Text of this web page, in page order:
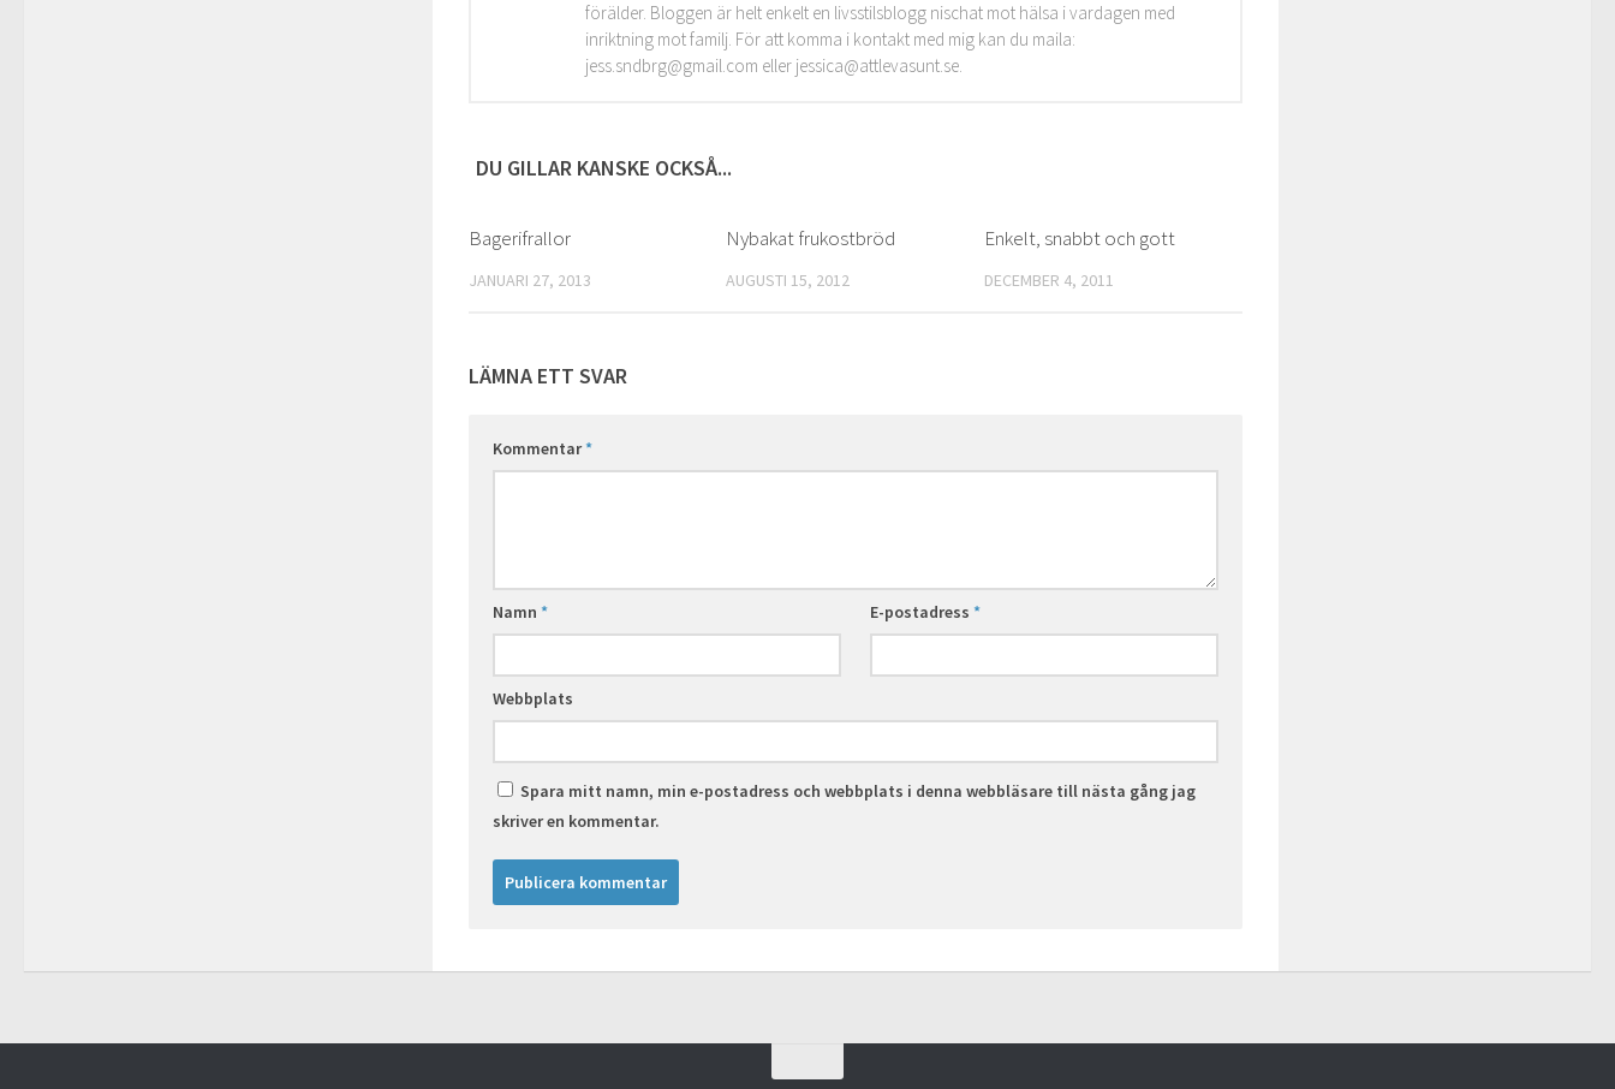
förälder. Bloggen är helt enkelt en livsstilsblogg nischat mot hälsa i vardagen med
inriktning mot familj. För att komma i kontakt med mig kan du maila:
jess.sndbrg@gmail.com eller jessica@attlevasunt.se.
DU GILLAR KANSKE OCKSÅ...
Bagerifrallor
JANUARI 27, 2013
Nybakat frukostbröd
AUGUSTI 15, 2012
Enkelt, snabbt och gott
DECEMBER 4, 2011
LÄMNA ETT SVAR
Kommentar*
Namn * E-postadress*
Webbplats
Spara mitt namn, min e-postadress och webbplats i denna webbläsare till nästa gång jag
skriver en kommentar.